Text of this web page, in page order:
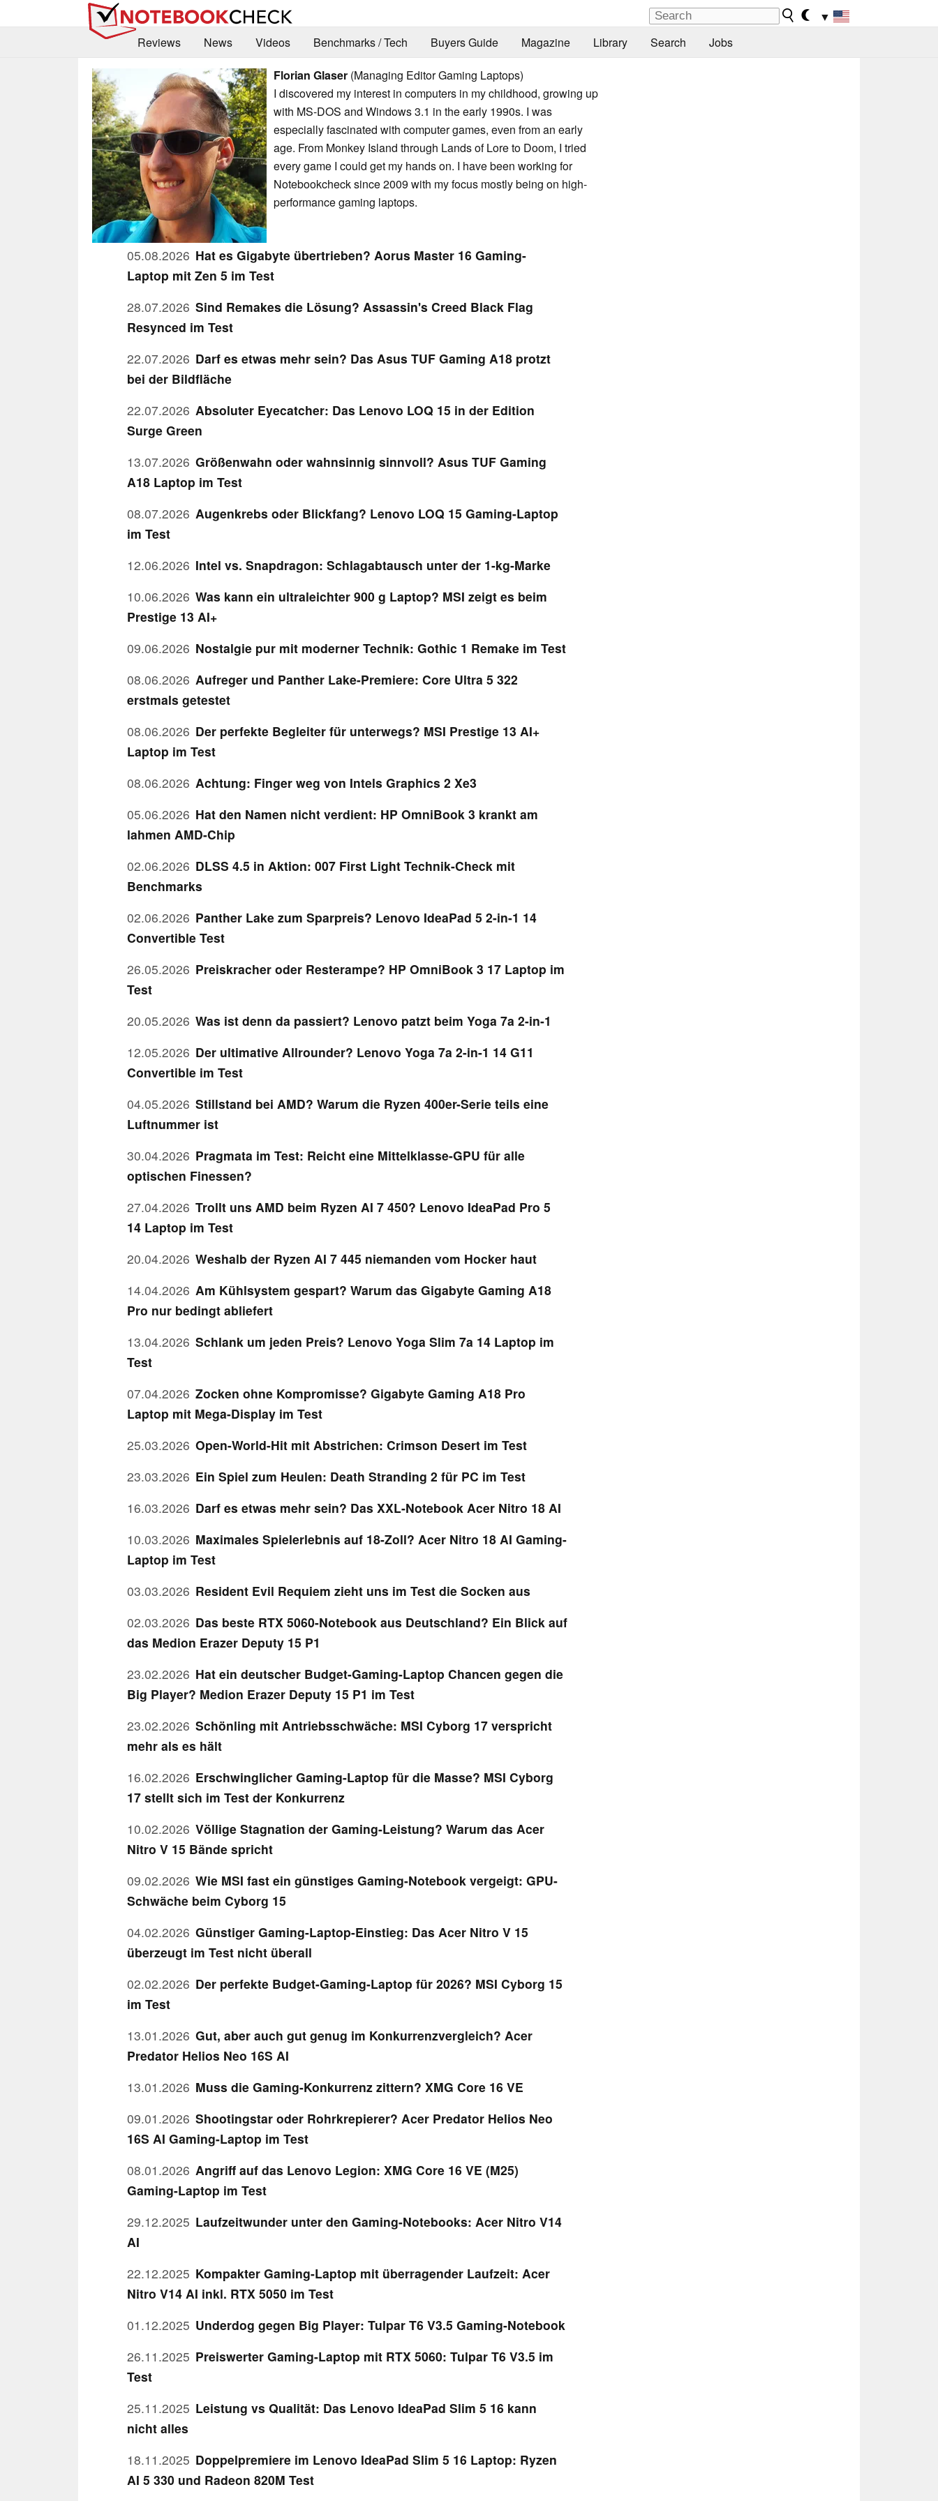
▼
Reviews
News Videos Benchmarks / Tech Buyers Guide Magazine Library Search Jobs
Florian Glaser (Managing Editor Gaming Laptops)
I discovered my interest in computers in my childhood, growing up
with MS-DOS and Windows 3.1 in the early 1990s. I was
especially fascinated with computer games, even from an early
age. From Monkey Island through Lands of Lore to Doom, I tried
every game I could get my hands on. I have been working for
Notebookcheck since 2009 with my focus mostly being on high-
performance gaming laptops.
05.08.2026 Hat es Gigabyte übertrieben? Aorus Master 16 Gaming-
Laptop mit Zen 5 im Test
28.07.2026 Sind Remakes die Lösung? Assassin's Creed Black Flag
Resynced im Test
22.07.2026 Darf es etwas mehr sein? Das Asus TUF Gaming A18 protzt
bei der Bildfläche
22.07.2026 Absoluter Eyecatcher: Das Lenovo LOQ 15 in der Edition
Surge Green
13.07.2026 Größenwahn oder wahnsinnig sinnvoll? Asus TUF Gaming
A18 Laptop im Test
08.07.2026 Augenkrebs oder Blickfang? Lenovo LOQ 15 Gaming-Laptop
im Test
12.06.2026 Intel vs. Snapdragon: Schlagabtausch unter der 1-kg-Marke
10.06.2026 Was kann ein ultraleichter 900 g Laptop? MSI zeigt es beim
Prestige 13 AI+
09.06.2026 Nostalgie pur mit moderner Technik: Gothic 1 Remake im Test
08.06.2026 Aufreger und Panther Lake-Premiere: Core Ultra 5 322
erstmals getestet
08.06.2026 Der perfekte Begleiter für unterwegs? MSI Prestige 13 AI+
Laptop im Test
08.06.2026 Achtung: Finger weg von Intels Graphics 2 Xe3
05.06.2026 Hat den Namen nicht verdient: HP OmniBook 3 krankt am
lahmen AMD-Chip
02.06.2026 DLSS 4.5 in Aktion: 007 First Light Technik-Check mit
Benchmarks
02.06.2026 Panther Lake zum Sparpreis? Lenovo IdeaPad 5 2-in-1 14
Convertible Test
26.05.2026 Preiskracher oder Resterampe? HP OmniBook 3 17 Laptop im
Test
20.05.2026 Was ist denn da passiert? Lenovo patzt beim Yoga 7a 2-in-1
12.05.2026 Der ultimative Allrounder? Lenovo Yoga 7a 2-in-1 14 G11
Convertible im Test
04.05.2026 Stillstand bei AMD? Warum die Ryzen 400er-Serie teils eine
Luftnummer ist
30.04.2026 Pragmata im Test: Reicht eine Mittelklasse-GPU für alle
optischen Finessen?
27.04.2026 Trollt uns AMD beim Ryzen AI 7 450? Lenovo IdeaPad Pro 5
14 Laptop im Test
20.04.2026 Weshalb der Ryzen AI 7 445 niemanden vom Hocker haut
14.04.2026 Am Kühlsystem gespart? Warum das Gigabyte Gaming A18
Pro nur bedingt abliefert
13.04.2026 Schlank um jeden Preis? Lenovo Yoga Slim 7a 14 Laptop im
Test
07.04.2026 Zocken ohne Kompromisse? Gigabyte Gaming A18 Pro
Laptop mit Mega-Display im Test
25.03.2026 Open-World-Hit mit Abstrichen: Crimson Desert im Test
23.03.2026 Ein Spiel zum Heulen: Death Stranding 2 für PC im Test
16.03.2026 Darf es etwas mehr sein? Das XXL-Notebook Acer Nitro 18 AI
10.03.2026 Maximales Spielerlebnis auf 18-Zoll? Acer Nitro 18 AI Gaming-
Laptop im Test
03.03.2026 Resident Evil Requiem zieht uns im Test die Socken aus
02.03.2026 Das beste RTX 5060-Notebook aus Deutschland? Ein Blick auf
das Medion Erazer Deputy 15 P1
23.02.2026 Hat ein deutscher Budget-Gaming-Laptop Chancen gegen die
Big Player? Medion Erazer Deputy 15 P1 im Test
23.02.2026 Schönling mit Antriebsschwäche: MSI Cyborg 17 verspricht
mehr als es hält
16.02.2026 Erschwinglicher Gaming-Laptop für die Masse? MSI Cyborg
17 stellt sich im Test der Konkurrenz
10.02.2026 Völlige Stagnation der Gaming-Leistung? Warum das Acer
Nitro V 15 Bände spricht
09.02.2026 Wie MSI fast ein günstiges Gaming-Notebook vergeigt: GPU-
Schwäche beim Cyborg 15
04.02.2026 Günstiger Gaming-Laptop-Einstieg: Das Acer Nitro V 15
überzeugt im Test nicht überall
02.02.2026 Der perfekte Budget-Gaming-Laptop für 2026? MSI Cyborg 15
im Test
13.01.2026 Gut, aber auch gut genug im Konkurrenzvergleich? Acer
Predator Helios Neo 16S AI
13.01.2026 Muss die Gaming-Konkurrenz zittern? XMG Core 16 VE
09.01.2026 Shootingstar oder Rohrkrepierer? Acer Predator Helios Neo
16S AI Gaming-Laptop im Test
08.01.2026 Angriff auf das Lenovo Legion: XMG Core 16 VE (M25)
Gaming-Laptop im Test
29.12.2025 Laufzeitwunder unter den Gaming-Notebooks: Acer Nitro V14
AI
22.12.2025 Kompakter Gaming-Laptop mit überragender Laufzeit: Acer
Nitro V14 AI inkl. RTX 5050 im Test
01.12.2025 Underdog gegen Big Player: Tulpar T6 V3.5 Gaming-Notebook
26.11.2025 Preiswerter Gaming-Laptop mit RTX 5060: Tulpar T6 V3.5 im
Test
25.11.2025 Leistung vs Qualität: Das Lenovo IdeaPad Slim 5 16 kann
nicht alles
18.11.2025 Doppelpremiere im Lenovo IdeaPad Slim 5 16 Laptop: Ryzen
AI 5 330 und Radeon 820M Test